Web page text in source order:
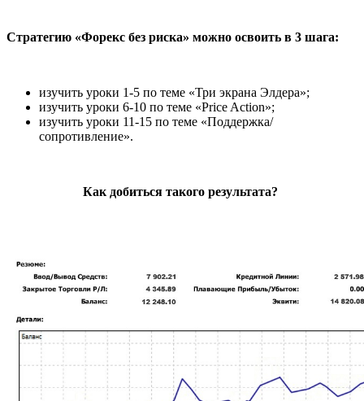
Стратегию «Форекс без риска» можно освоить в 3 шага:
изучить уроки 1-5 по теме «Три экрана Элдера»;
изучить уроки 6-10 по теме «Price Action»;
изучить уроки 11-15 по теме «Поддержка/
сопротивление».
Как добиться такого результата?